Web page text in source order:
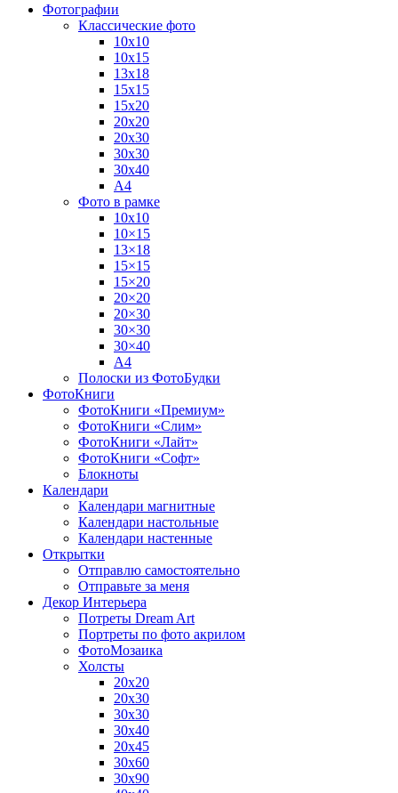
Фотографии
Классические фото
10х10
10х15
13х18
15х15
15х20
20х20
20х30
30х30
30х40
А4
Фото в рамке
10х10
10×15
13×18
15×15
15×20
20×20
20×30
30×30
30×40
A4
Полоски из ФотоБудки
ФотоКниги
ФотоКниги «Премиум»
ФотоКниги «Слим»
ФотоКниги «Лайт»
ФотоКниги «Софт»
Блокноты
Календари
Календари магнитные
Календари настольные
Календари настенные
Открытки
Отправлю самостоятельно
Отправьте за меня
Декор Интерьера
Потреты Dream Art
Портреты по фото акрилом
ФотоМозаика
Холсты
20х20
20х30
30х30
30х40
20х45
30х60
30х90